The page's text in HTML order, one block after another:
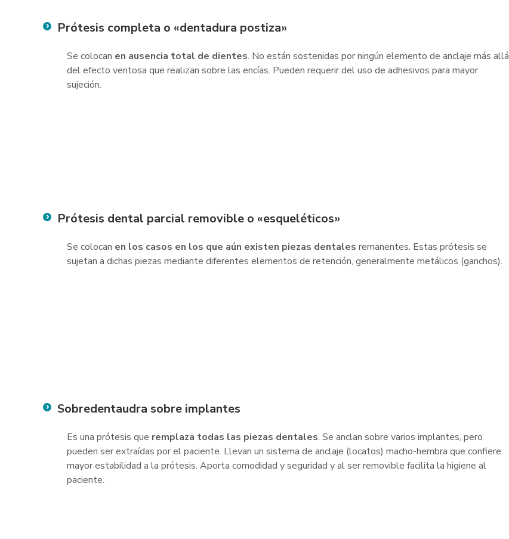
Prótesis completa o «dentadura postiza»
Se colocan en ausencia total de dientes. No están sostenidas por ningún elemento de anclaje más allá
del efecto ventosa que realizan sobre las encías. Pueden requerir del uso de adhesivos para mayor
sujeción.
Prótesis dental parcial removible o «esqueléticos»
Se colocan en los casos en los que aún existen piezas dentales remanentes. Estas prótesis se
sujetan a dichas piezas mediante diferentes elementos de retención, generalmente metálicos (ganchos).
Sobredentaudra sobre implantes
Es una prótesis que remplaza todas las piezas dentales. Se anclan sobre varios implantes, pero
pueden ser extraídas por el paciente. Llevan un sistema de anclaje (locatos) macho-hembra que confiere
mayor estabilidad a la prótesis. Aporta comodidad y seguridad y al ser removible facilita la higiene al
paciente.